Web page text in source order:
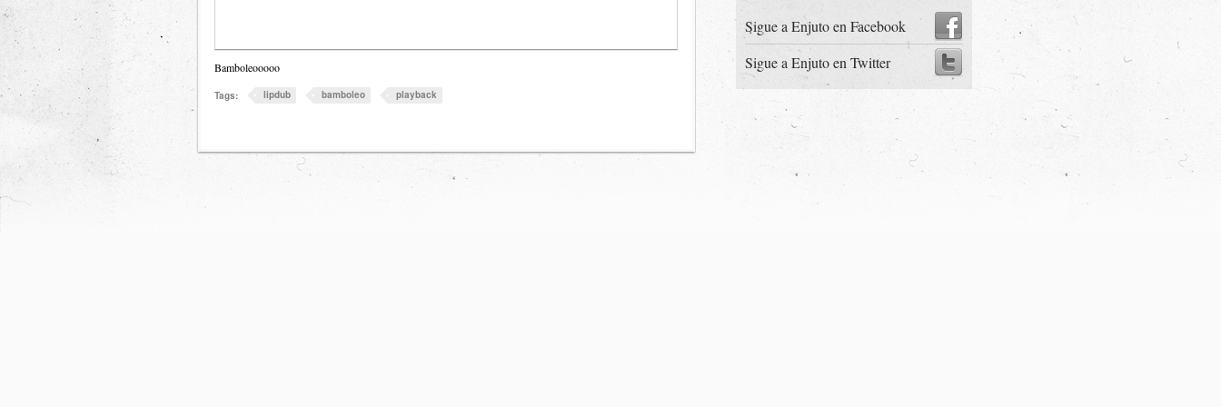
Bamboleooooo
Tags: lipdub bamboleo playback
Sigue a Enjuto en Facebook
Sigue a Enjuto en Twitter